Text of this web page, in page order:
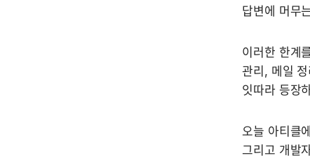
답변에 머무
이러한 한계
관리, 메일
잇따라 등장
오늘 아티클
그리고 개발